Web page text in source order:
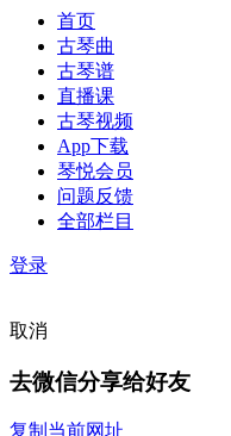
首页
古琴曲
古琴谱
直播课
古琴视频
App下载
琴悦会员
问题反馈
全部栏目
登录
取消
去微信分享给好友
复制当前网址